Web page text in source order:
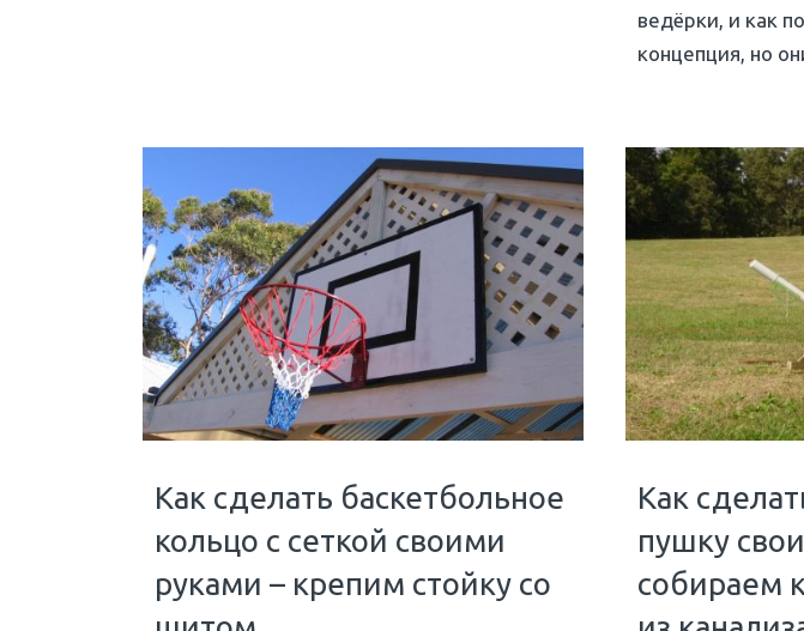
ведёрки, и как
концепция, но
Как сделать баскетбольное
кольцо с сеткой своими
руками – крепим стойку со
Как
пушку
собираем